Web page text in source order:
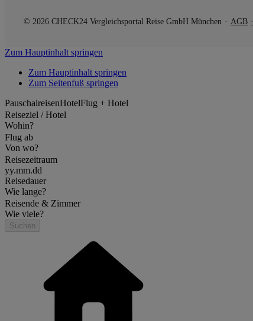
© 2026 CHECK24 Vergleichsportal Reise GmbH München AGB
Zum Hauptinhalt springen
Zum Hauptinhalt springen
Zum Seitenfuß springen
PauschalreisenHotelFlug + Hotel
Reiseziel / Hotel
Wohin?
Flug ab
Von wo?
Reisezeitraum
yy.mm.dd
Reisedauer
Wie lange?
Reisende & Zimmer
Wie viele?
Suchen